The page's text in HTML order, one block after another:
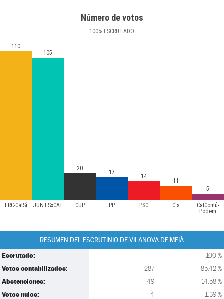
Número de votos
100% ESCRUTADO
ERC-CatSí JUNTSxCAT CUP PP PSC C's
CatComú-
Podem
110
105
20
17
14
11
5
RESUMEN DEL ESCRUTINIO DE VILANOVA DE MEIÀ
Escrutado: 100 %
Votos contabilizados: 287 85,42 %
Abstenciones: 49 14,58 %
Votos nulos: 4 1,39 %